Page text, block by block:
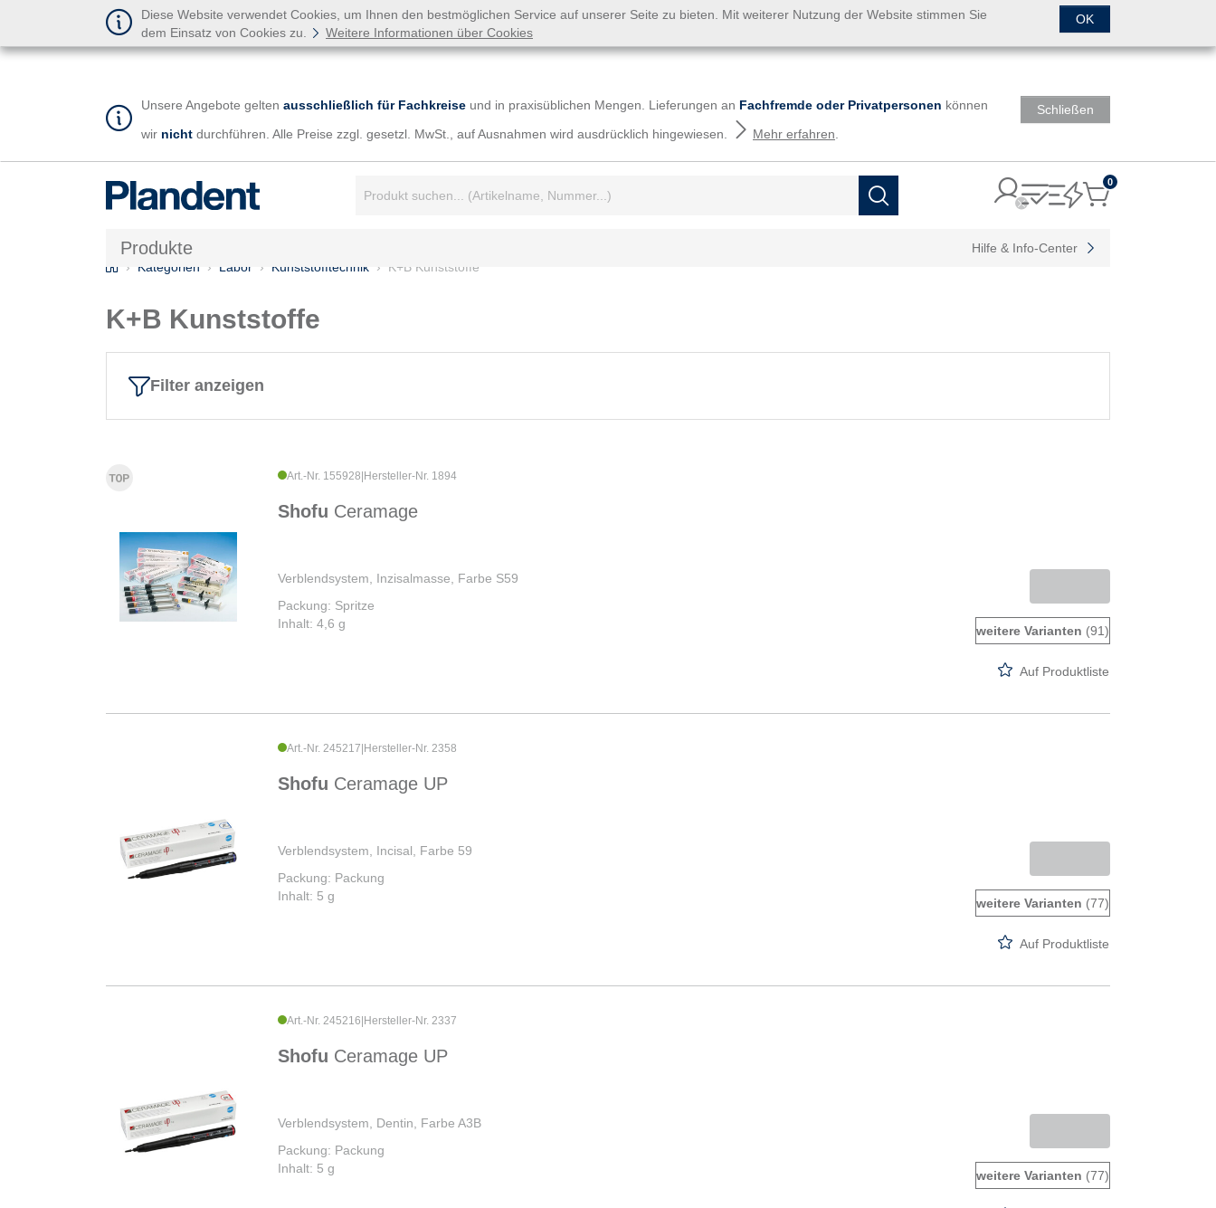
Diese Website verwendet Cookies, um Ihnen den bestmöglichen Service auf unserer Seite zu bieten. Mit weiterer Nutzung der Website stimmen Sie
dem Einsatz von Cookies zu.
Weitere Informationen über Cookies
OK
Unsere Angebote gelten ausschließlich für Fachkreise und in praxisüblichen Mengen. Lieferungen an Fachfremde oder Privatpersonen können
wir nicht durchführen. Alle Preise zzgl. gesetzl. MwSt., auf Ausnahmen wird ausdrücklich hingewiesen. Mehr erfahren
Schließen
Suchen
0Items
Produkte
Hilfe & Info-Center
HomeKategorien Labor Kunststofftechnik K+B Kunststoffe
K+B Kunststoffe
Filter anzeigen
Art.-Nr. 155928 Hersteller-Nr. 1894
Shofu Ceramage
Verblendsystem, Inzisalmasse, Farbe S59
Packung: Spritze
Inhalt: 4,6 g
weitere Varianten (91)
Auf Produktliste
Art.-Nr. 245217 Hersteller-Nr. 2358
Shofu Ceramage UP
Verblendsystem, Incisal, Farbe 59
Packung: Packung
Inhalt: 5 g
weitere Varianten (77)
Auf Produktliste
Art.-Nr. 245216 Hersteller-Nr. 2337
Shofu Ceramage UP
Verblendsystem, Dentin, Farbe A3B
Packung: Packung
Inhalt: 5 g
weitere Varianten (77)